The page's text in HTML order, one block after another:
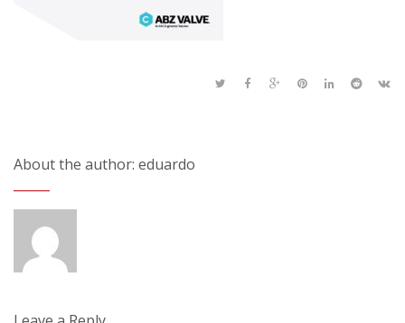
About the author: eduardo